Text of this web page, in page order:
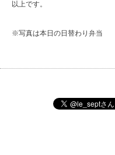
以上です。
※写真は本日の日替わり弁当